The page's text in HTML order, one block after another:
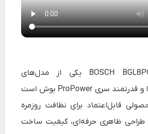
جاروبرقی BOSCH BGL8POW2 یکی از مدل‌های
پیشرفته، کم‌صدا و قدرتمند سری ProPower بوش است
قابل‌اعتماد برای نظافت روزمره
ظاهری حرفه‌ای، کیفیت ساخت